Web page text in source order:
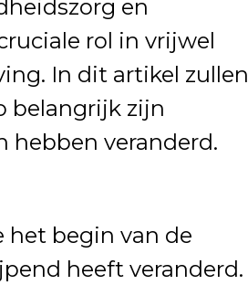
en
rol in vrijwel
In dit artikel zullen
belangrijk zijn
hebben veranderd.
het begin van de
heeft veranderd.